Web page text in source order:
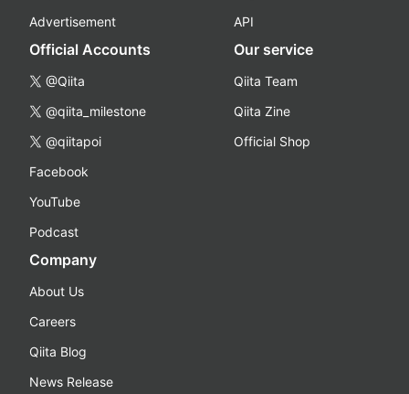
Advertisement
API
Official Accounts
@Qiita
@qiita_milestone
@qiitapoi
Facebook
YouTube
Podcast
Our service
Qiita Team
Qiita Zine
Official Shop
Company
About Us
Careers
Qiita Blog
News Release